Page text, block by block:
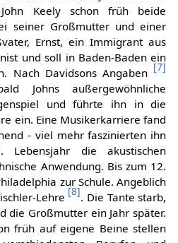
Keely schon früh beide
seiner Großmutter und einer
Ernst, ein Immigrant aus
und soll in Baden-Baden ein
Nach Davidsons Angaben [7]
Johns außergewöhnliche
und führte ihn in die
ein. Eine Musikerkarriere fand
- viel mehr faszinierten ihn
die akustischen
Anwendung. Bis zum 12.
zur Schule. Angeblich
Lehre [8]. Die Tante starb,
die Großmutter ein Jahr später.
früh auf eigene Beine stellen